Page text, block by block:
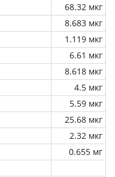
68.32 мкг
8.683 мкг
1.119 мкг
6.61 мкг
8.618 мкг
4.5 мкг
5.59 мкг
25.68 мкг
2.32 мкг
0.655 мг